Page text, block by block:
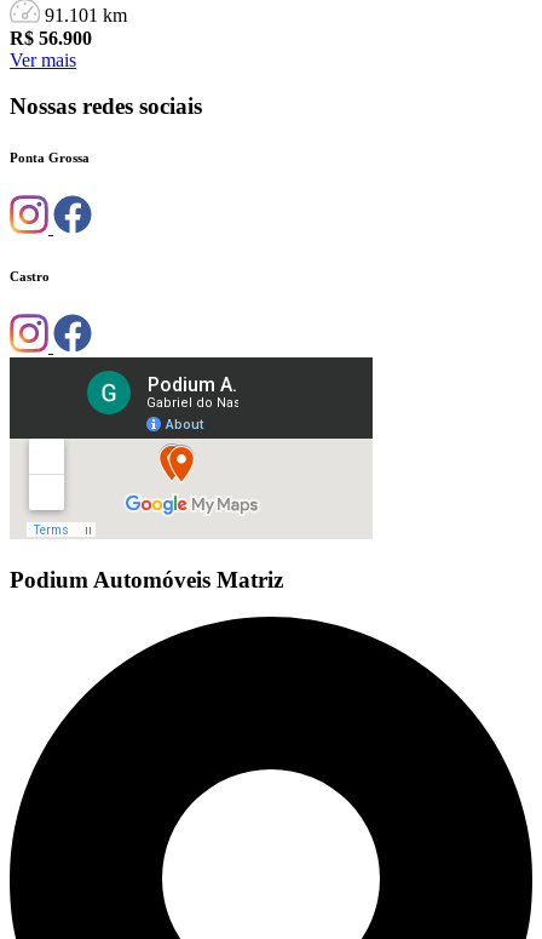
91.101 km
R$ 56.900
Ver mais
Nossas redes sociais
Ponta Grossa
Castro
Podium Automóveis Matriz